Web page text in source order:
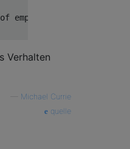
empty
Verhalten
Michael Currie
quelle